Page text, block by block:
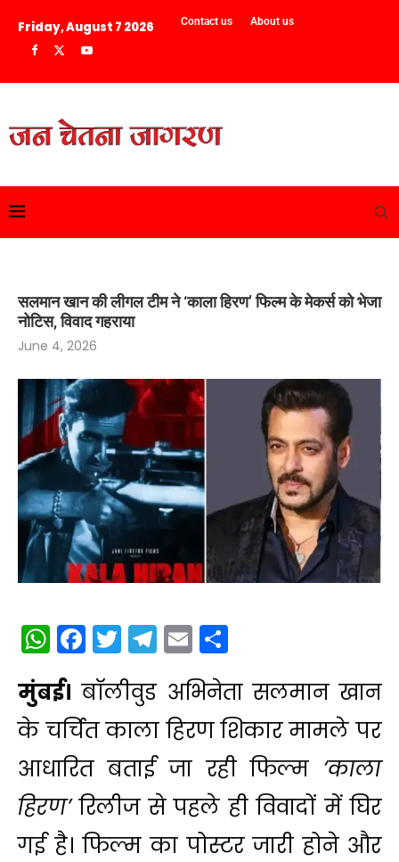
Friday, August 7 2026 Contact us About us
सलमान खान की लीगल टीम ने ‘काला हिरण’ फिल्म के मेकर्स को भेजा
नोटिस, विवाद गहराया
June 4, 2026
WhatsApp
Facebook
Twitter
Telegram
Email
मुंबई। बॉलीवुड अभिनेता सलमान खान
के चर्चित काला हिरण शिकार मामले पर
आधारित बताई जा रही फिल्म ‘काला
हिरण’रिलीज से पहले ही विवादों में घिर
गई है। फिल्म का पोस्टर जारी होने और